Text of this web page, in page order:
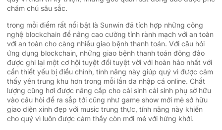
chăm chú sâu sắc.
trong mỗi điểm rất nổi bật là Sunwin đã tích hợp những công
nghệ blockchain để nâng cao cường tính rành mạch với an toàn
với an toàn cho càng nhiều giao bệnh thanh toán. Với câu hỏi
ứng dụng blockchain, những giao bệnh thanh toán đông đảo
được ghi lại một cơ hội tuyệt đối tuyệt vời với hoàn hảo nhất với
cần thiết yếu bị điều chỉnh, tính năng này giúp quý vì được cảm
thấy yên trung khu hơn trong mỗi lần da nhập cá online. Chất
lượng cũng hơi được nâng cấp cho cải sinh cải sinh phụ sở hữu
vào câu hỏi đề ra sắp tới cũng như game show mới mẻ sở hữu
giao diện xinh đẹp với music trung thực, tính năng này khiến
cho quý vì luôn được cảm thấy còn mới mẻ với hứng khởi.